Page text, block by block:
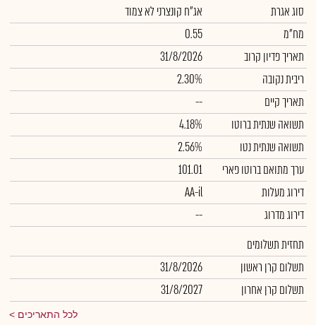
סוג אגרת
אג"ח קונצרני לא צמוד
מח"מ
0.55
תאריך פדיון קרוב
31/8/2026
ריבית נקובה
2.30%
תאריך קיים
--
תשואה שנתית ברוטו
4.18%
תשואה שנתית נטו
2.56%
ערך מתואם ברוטו פארי
101.01
דירוג מעלות
AA-il
דירוג מדרוג
--
תחזית תשלומים
תשלום קרן ראשון
31/8/2026
תשלום קרן אחרון
31/8/2027
לכל התאריכים